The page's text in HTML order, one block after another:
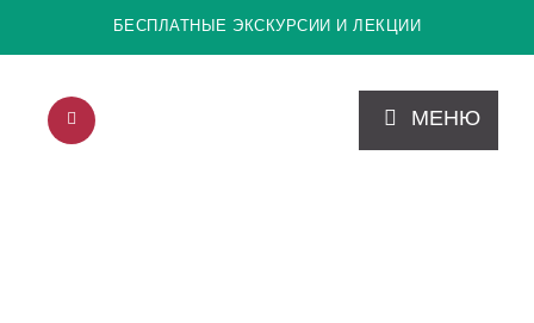
БЕСПЛАТНЫЕ ЭКСКУРСИИ И ЛЕКЦИИ
МЕНЮ